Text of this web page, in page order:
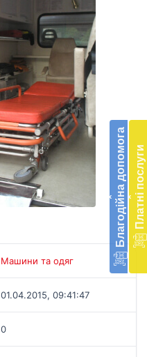
‹ Благодійна допомога ‹ Платні послуги
Машини та одяг
01.04.2015, 09:41:47
0